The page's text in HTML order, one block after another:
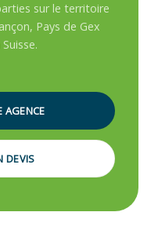
sur le territoire
Pays de Gex
AGENCE
DEVIS